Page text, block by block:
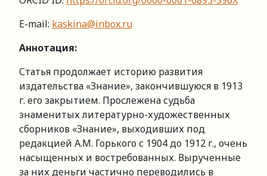
E-mail: kaskina@inbox.ru
Аннотация:
Статья продолжает историю развития
издательства «Знание», закончившуюся в 1913
г. его закрытием. Прослежена судьба
знаменитых литературно-художественных
сборников «Знание», выходивших под
редакцией А.М. Горького с 1904 до 1912 г., очень
насыщенных и востребованных. Вырученные
за них деньги частично переводились в